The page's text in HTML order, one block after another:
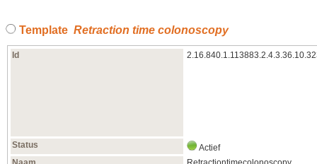
Template Retraction time colonoscopy
Id
Status
Actief